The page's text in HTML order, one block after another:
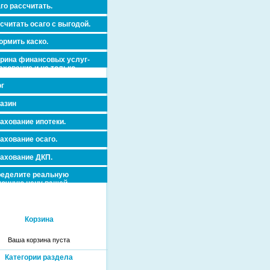
рассчитать.
осаго с выгодой.
каско.
финансовых услуг-
и не только.
ипотеки.
осаго.
ДКП.
реальную
цену вашей
Корзина
Ваша корзина пуста
Категории раздела